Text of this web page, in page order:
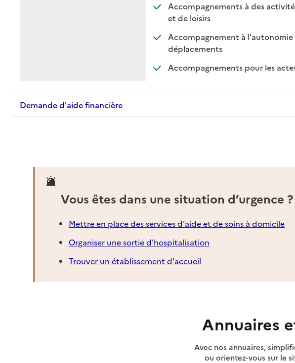
Accompagnements à des
et de loisirs: disponible
: non disponible
Accompagnement à
déplacements: disponible
: non disponible
Accompagnements pour les
Demande d'aide financière
Vous êtes dans une situation d’urgence ?
Mettre en place des services d'aide et de soins à domicile
Organiser une sortie d'hospitalisation
Trouver un établissement d'accueil
Annuaires
Avec nos annuaires,
ou orientez-vous sur le